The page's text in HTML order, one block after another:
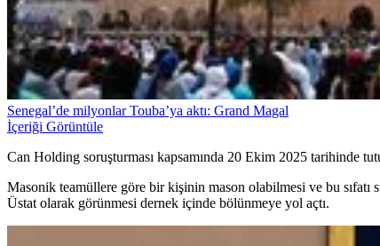
Senegal’de milyonlar Touba’ya aktı: Grand Magal
İçeriği Görüntüle
Can Holding soruşturması kapsamında 20 Ekim 2025 tarihinde
Masonik teamüllere göre bir kişinin mason olabilmesi ve bu
Üstat olarak görünmesi dernek içinde bölünmeye yol açtı.